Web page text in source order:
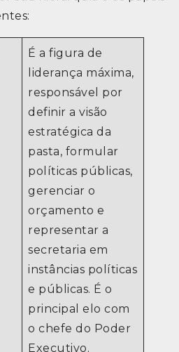
É a figura de
liderança máxima,
responsável por
definir a visão
estratégica da
pasta, formular
políticas públicas,
gerenciar o
orçamento e
representar a
secretaria em
instâncias políticas
e públicas. É o
principal elo com
o chefe do Poder
Executivo.